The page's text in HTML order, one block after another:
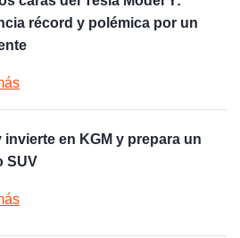
récord y polémica por un
invierte en KGM y prepara un
SUV